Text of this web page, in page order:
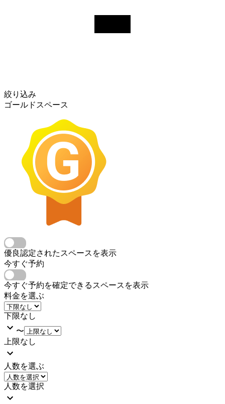
絞り込み
ゴールドスペース
優良認定されたスペースを表示
今すぐ予約
今すぐ予約を確定できるスペースを表示
料金を選ぶ
下限なし
〜
上限なし
人数を選ぶ
人数を選択